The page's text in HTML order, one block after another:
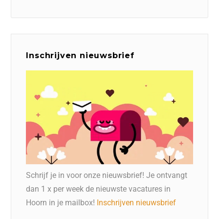
Inschrijven nieuwsbrief
Schrijf je in voor onze nieuwsbrief! Je ontvangt
dan 1 x per week de nieuwste vacatures in
Hoorn in je mailbox! Inschrijven nieuwsbrief